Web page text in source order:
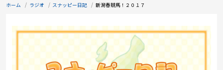
アナウンサー
ホーム ラジオ スナッピー日記 新潟春競馬！２０１７